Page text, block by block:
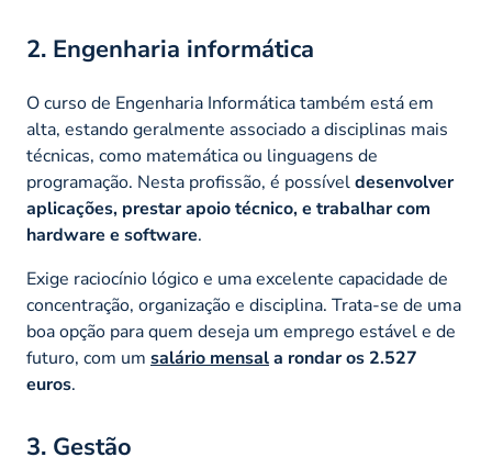
2. Engenharia informática
O curso de Engenharia Informática também está em
alta, estando geralmente associado a disciplinas mais
técnicas, como matemática ou linguagens de
programação. Nesta profissão, é possíveldesenvolver
aplicações, prestar apoio técnico, e trabalhar com
hardware e software.
Exige raciocínio lógico e uma excelente capacidade de
concentração, organização e disciplina. Trata-se de uma
boa opção para quem deseja um emprego estável e de
futuro, com um salário mensala rondar os 2.527
euros.
3. Gestão